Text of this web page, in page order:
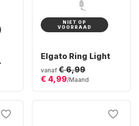
NIET OP
VOORRAAD
Elgato Ring Light
vanaf € 6,99
€ 4,99/Maand